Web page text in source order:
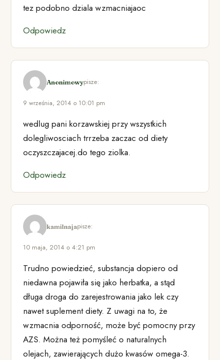
tez podobno dziala wzmacniajaoc
Odpowiedz
Anonimowypisze:
9 września, 2014 o 10:01 pm
wedlug pani korzawskiej przy wszystkich
dolegliwosciach trrzeba zaczac od diety
oczyszczajacej.do tego ziolka.
Odpowiedz
kamilnajapisze:
10 maja, 2014 o 4:21 pm
Trudno powiedzieć, substancja dopiero od
niedawna pojawiła się jako herbatka, a stąd
długa droga do zarejestrowania jako lek czy
nawet suplement diety. Z uwagi na to, że
wzmacnia odporność, może być pomocny przy
AZS. Można też pomyśleć o naturalnych
olejach, zawierających dużo kwasów omega-3.